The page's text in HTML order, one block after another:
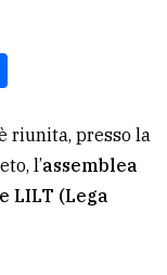
riunita, presso la
l’assemblea
LILT (Lega